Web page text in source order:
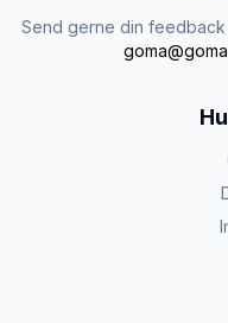
Send gerne din